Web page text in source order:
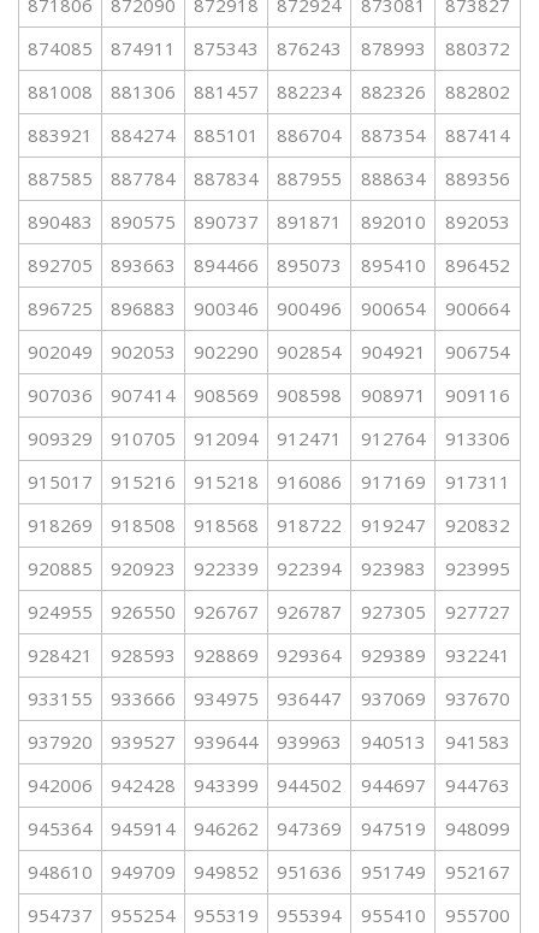
871806
872090 872918 872924 873081
873827
874085
874911 875343 876243 878993
880372
881008
881306 881457 882234 882326
882802
883921
884274 885101 886704 887354
887414
887585
887784 887834 887955 888634
889356
890483
890575 890737 891871 892010
892053
892705
893663 894466 895073 895410
896452
896725
896883 900346 900496 900654
900664
902049
902053 902290 902854 904921
906754
907036
907414 908569 908598 908971
909116
909329
910705 912094 912471 912764
913306
915017
915216 915218 916086 917169
917311
918269
918508 918568 918722 919247
920832
920885
920923 922339 922394 923983
923995
924955
926550 926767 926787 927305
927727
928421
928593 928869 929364 929389
932241
933155
933666 934975 936447 937069
937670
937920
939527 939644 939963 940513
941583
942006
942428 943399 944502 944697
944763
945364
945914 946262 947369 947519
948099
948610
949709 949852 951636 951749
952167
954737
955254 955319 955394 955410 955700